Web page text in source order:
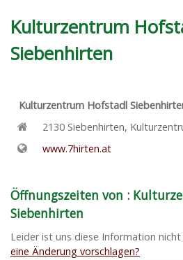
Kulturzentrum
Siebenhirten
Kulturzentrum Hofstadl
2130 Siebenhirten,
www.7hirten.at
Öffnungszeiten von :
Siebenhirten
Leider ist uns diese Information
eine Änderung vorschlagen?